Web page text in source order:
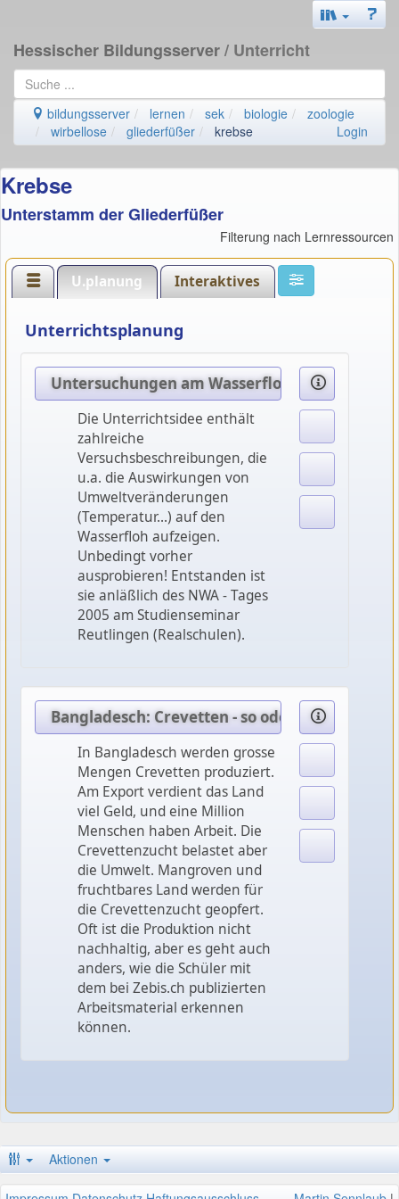
Hessischer Bildungsserver/ Unterricht
bildungsserver lernen sek biologie
zoologie
wirbellose
gliederfüßer krebse Login
Krebse
Unterstamm der Gliederfüßer
Filterung nach Lernressourcen
U.planung Interaktives
Unterrichtsplanung
Untersuchungen am Wasserfloh
Die Unterrichtsidee enthält
zahlreiche
Versuchsbeschreibungen, die
u.a. die Auswirkungen von
Umweltveränderungen
(Temperatur...) auf den
Wasserfloh aufzeigen.
Unbedingt vorher
ausprobieren! Entstanden ist
sie anläßlich des NWA - Tages
2005 am Studienseminar
Reutlingen (Realschulen).
Bangladesch: Crevetten - so oder anders
In Bangladesch werden grosse
Mengen Crevetten produziert.
Am Export verdient das Land
viel Geld, und eine Million
Menschen haben Arbeit. Die
Crevettenzucht belastet aber
die Umwelt. Mangroven und
fruchtbares Land werden für
die Crevettenzucht geopfert.
Oft ist die Produktion nicht
nachhaltig, aber es geht auch
anders, wie die Schüler mit
dem bei Zebis.ch publizierten
Arbeitsmaterial erkennen
können.
Aktionen